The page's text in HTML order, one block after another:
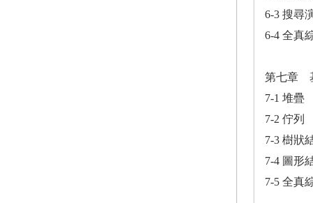
6-3 搜尋
6-4 全真
第七章
7-1 堆疊
7-2 佇列
7-3 樹狀
7-4 圖形
7-5 全真